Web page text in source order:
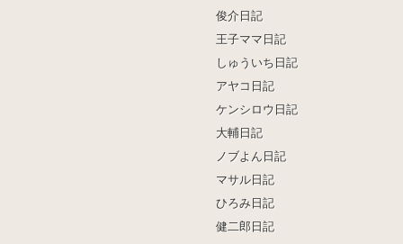
俊介日記
王子ママ日記
しゅういち日記
アヤコ日記
ケンシロウ日記
大輔日記
ノブよん日記
マサル日記
ひろみ日記
健二郎日記